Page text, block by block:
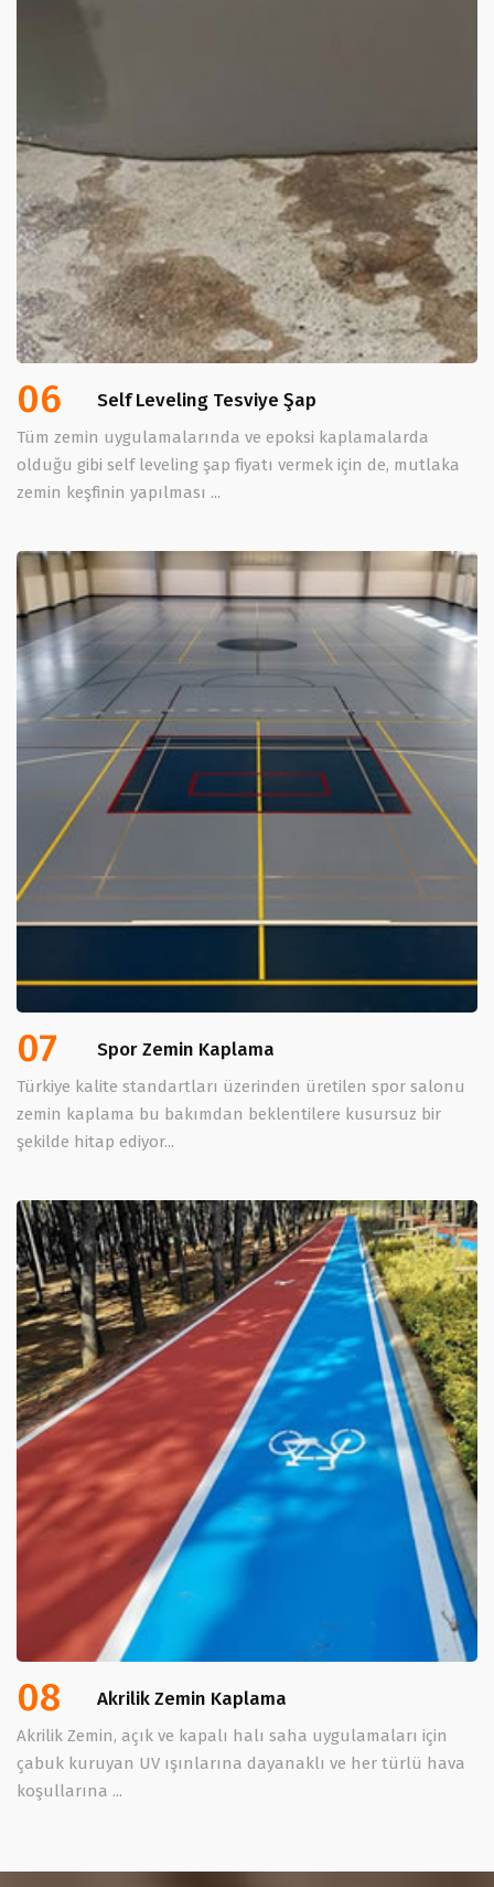
06 Self Leveling Tesviye Şap
Tüm zemin uygulamalarında ve epoksi kaplamalarda
olduğu gibi self leveling şap fiyatı vermek için de, mutlaka
zemin keşfinin yapılması ...
07 Spor Zemin Kaplama
Türkiye kalite standartları üzerinden üretilen spor salonu
zemin kaplama bu bakımdan beklentilere kusursuz bir
şekilde hitap ediyor...
08 Akrilik Zemin Kaplama
Akrilik Zemin, açık ve kapalı halı saha uygulamaları için
çabuk kuruyan UV ışınlarına dayanaklı ve her türlü hava
koşullarına ...